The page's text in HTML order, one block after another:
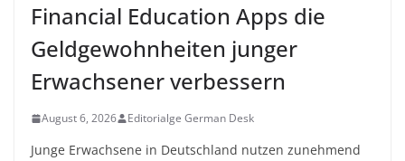
Financial Education Apps die
Geldgewohnheiten junger
Erwachsener verbessern
August 6, 2026 Editorialge German Desk
Junge Erwachsene in Deutschland nutzen zunehmend